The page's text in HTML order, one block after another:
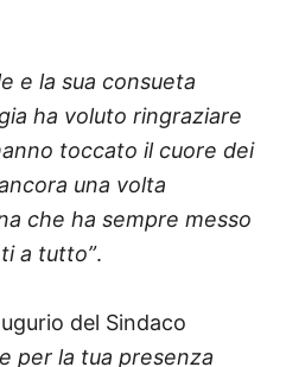
e la sua consueta
ha voluto ringraziare
toccato il cuore dei
una volta
che ha sempre messo
a tutto”.
del Sindaco
per la tua presenza